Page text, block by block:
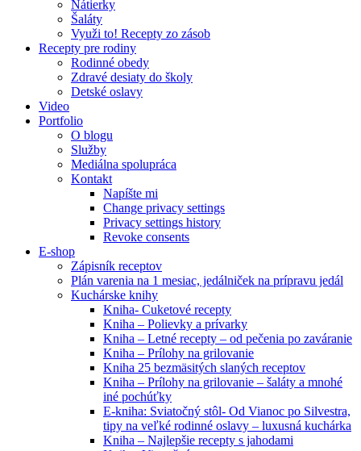
Nátierky
Šaláty
Využi to! Recepty zo zásob
Recepty pre rodiny
Rodinné obedy
Zdravé desiaty do školy
Detské oslavy
Video
Portfolio
O blogu
Služby
Mediálna spolupráca
Kontakt
Napíšte mi
Change privacy settings
Privacy settings history
Revoke consents
E-shop
Zápisník receptov
Plán varenia na 1 mesiac, jedálniček na prípravu jedál
Kuchárske knihy
Kniha- Cuketové recepty
Kniha – Polievky a prívarky
Kniha – Letné recepty – od pečenia po zaváranie
Kniha – Prílohy na grilovanie
Kniha 25 bezmäsitých slaných receptov
Kniha – Prílohy na grilovanie – šaláty a mnohé
iné pochúťky
E-kniha: Sviatočný stôl- Od Vianoc po Silvestra,
tipy na veľké rodinné oslavy – luxusná kuchárka
Kniha – Najlepšie recepty s jahodami